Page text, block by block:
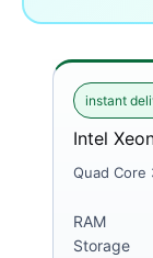
instant
Intel
Quad Core
RAM
Storage